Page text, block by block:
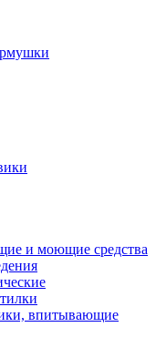
и моющие средства
впитывающие